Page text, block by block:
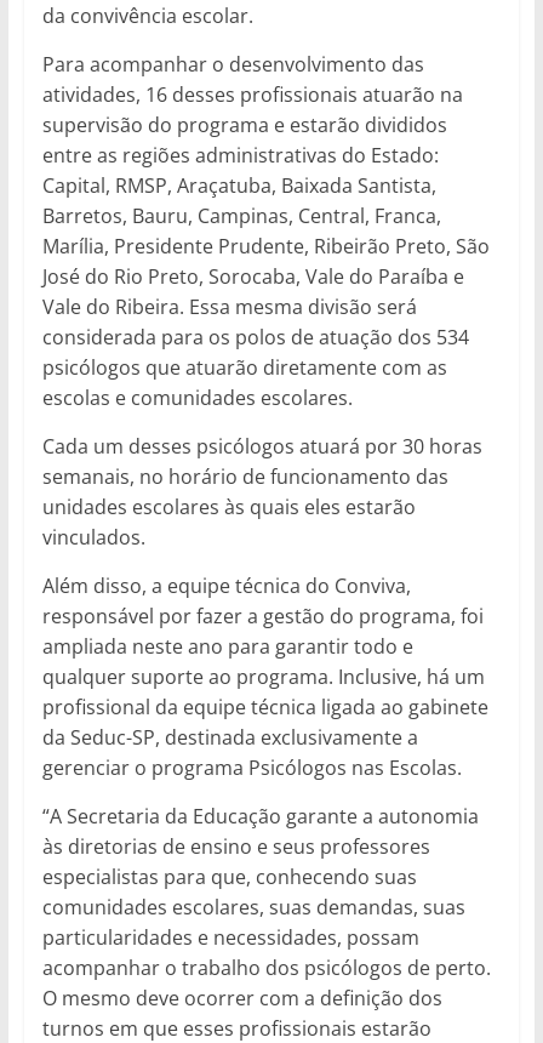
da convivência escolar.
Para acompanhar o desenvolvimento das
atividades, 16 desses profissionais atuarão na
supervisão do programa e estarão divididos
entre as regiões administrativas do Estado:
Capital, RMSP, Araçatuba, Baixada Santista,
Barretos, Bauru, Campinas, Central, Franca,
Marília, Presidente Prudente, Ribeirão Preto, São
José do Rio Preto, Sorocaba, Vale do Paraíba e
Vale do Ribeira. Essa mesma divisão será
considerada para os polos de atuação dos 534
psicólogos que atuarão diretamente com as
escolas e comunidades escolares.
Cada um desses psicólogos atuará por 30 horas
semanais, no horário de funcionamento das
unidades escolares às quais eles estarão
vinculados.
Além disso, a equipe técnica do Conviva,
responsável por fazer a gestão do programa, foi
ampliada neste ano para garantir todo e
qualquer suporte ao programa. Inclusive, há um
profissional da equipe técnica ligada ao gabinete
da Seduc-SP, destinada exclusivamente a
gerenciar o programa Psicólogos nas Escolas.
“A Secretaria da Educação garante a autonomia
às diretorias de ensino e seus professores
especialistas para que, conhecendo suas
comunidades escolares, suas demandas, suas
particularidades e necessidades, possam
acompanhar o trabalho dos psicólogos de perto.
O mesmo deve ocorrer com a definição dos
turnos em que esses profissionais estarão